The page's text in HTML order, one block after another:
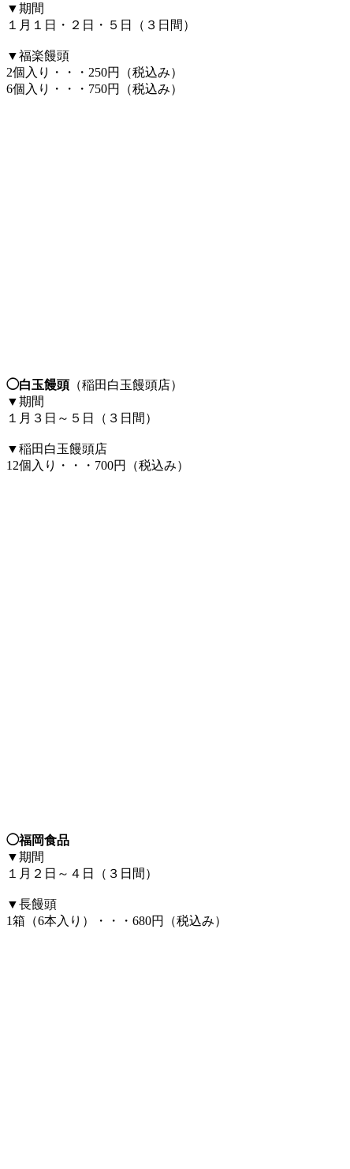
▼期間
１月１日・２日・５日（３日間）
▼福楽饅頭
2個入り・・・250円（税込み）
6個入り・・・750円（税込み）
◯白玉饅頭 （稲田白玉饅頭店）
▼期間
１月３日～５日（３日間）
▼稲田白玉饅頭店
12個入り・・・700円（税込み）
◯福岡食品
▼期間
１月２日～４日（３日間）
▼長饅頭
1箱（6本入り）・・・680円（税込み）